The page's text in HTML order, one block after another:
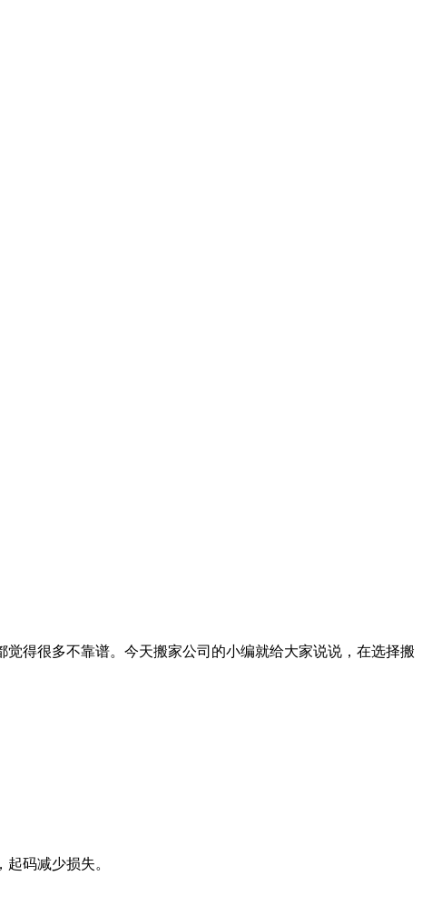
得很多不靠谱。今天搬家公司的小编就给大家说说，在选择搬
码减少损失。